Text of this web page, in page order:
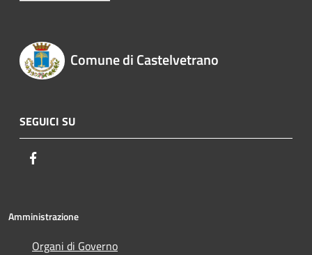
Comune di Castelvetrano
SEGUICI SU
Amministrazione
Organi di Governo